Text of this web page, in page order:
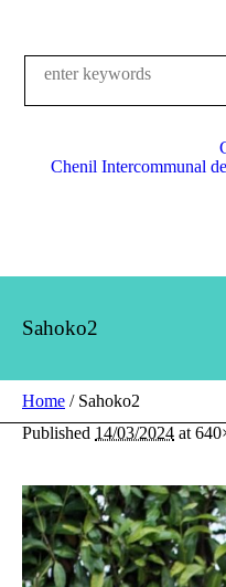
Chenil Intercommunal
Sahoko2
Home / Sahoko2
Published 14/03/2024 at